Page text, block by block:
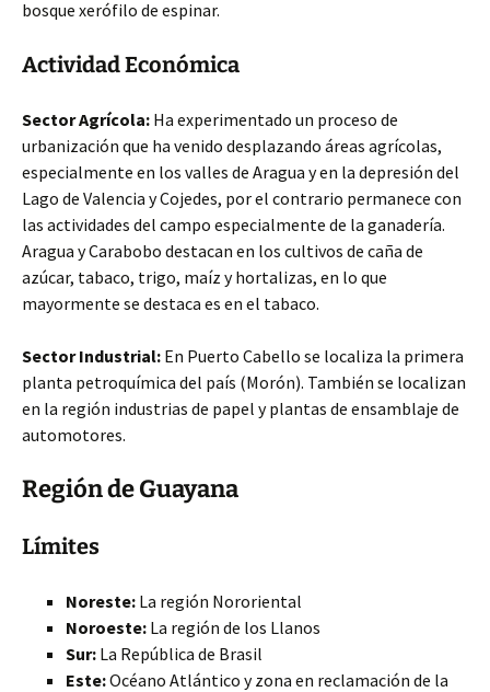
bosque xerófilo de espinar.
Actividad Económica
Sector Agrícola: Ha experimentado un proceso de
urbanización que ha venido desplazando áreas agrícolas,
especialmente en los valles de Aragua y en la depresión del
Lago de Valencia y Cojedes, por el contrario permanece con
las actividades del campo especialmente de la ganadería.
Aragua y Carabobo destacan en los cultivos de caña de
azúcar, tabaco, trigo, maíz y hortalizas, en lo que
mayormente se destaca es en el tabaco.
Sector Industrial: En Puerto Cabello se localiza la primera
planta petroquímica del país (Morón). También se localizan
en la región industrias de papel y plantas de ensamblaje de
automotores.
Región de Guayana
Límites
Noreste: La región Nororiental
Noroeste: La región de los Llanos
Sur: La República de Brasil
Este:Océano Atlántico y zona en reclamación de la